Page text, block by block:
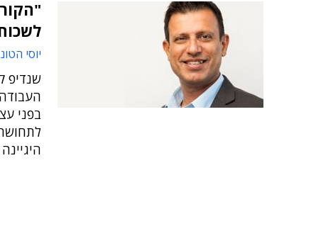
יוסי
שנדיפ
בפני